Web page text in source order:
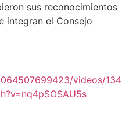
sus reconocimientos
integran el Consejo
videos/